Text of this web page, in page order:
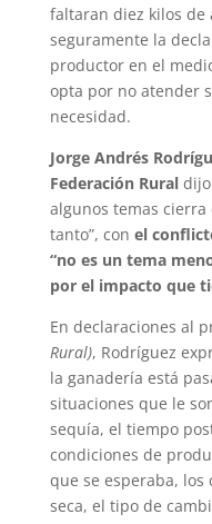
faltaran diez kilos de
seguramente la
productor en el
opta por no atender
necesidad.
Jorge Andrés
Federación Ruraldijo
algunos temas
tanto”, con el
“no es un tema
por el impacto que
En declaraciones al
Rural), Rodríguez
la ganadería está
situaciones que le
sequía, el tiempo
condiciones de
que se esperaba,
seca, el tipo de